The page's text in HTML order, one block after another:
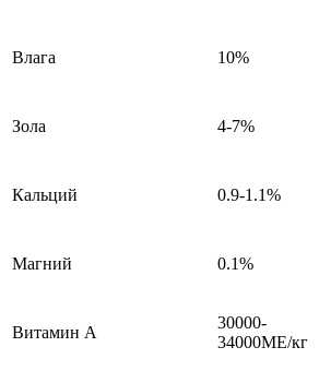
Влага 10%
Зола 4-7%
Кальций 0.9-1.1%
Магний 0.1%
Витамин А
30000-
34000МЕ/кг